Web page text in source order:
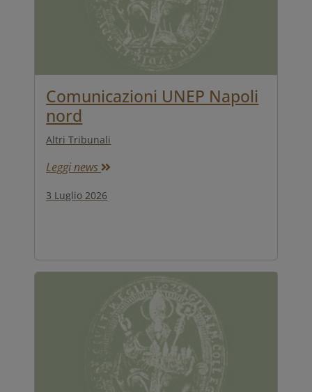
Comunicazioni UNEP Napoli
nord
Altri Tribunali
Leggi news
3 Luglio 2026